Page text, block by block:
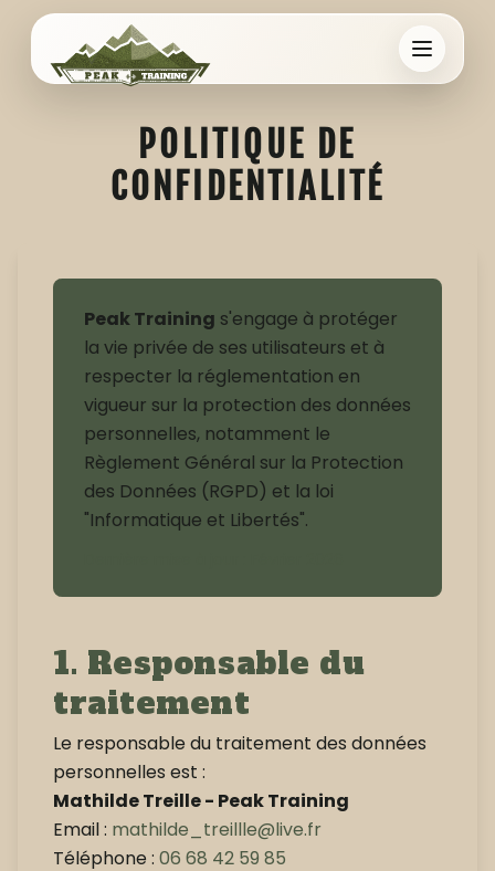
Aller au contenu principal
POLITIQUE DE
CONFIDENTIALITÉ
Peak Training s'engage à protéger
la vie privée de ses utilisateurs et à
respecter la réglementation en
vigueur sur la protection des données
personnelles, notamment le
Règlement Général sur la Protection
des Données (RGPD) et la loi
"Informatique et Libertés".
1. Responsable du
traitement
Le responsable du traitement des données
personnelles est :
Mathilde Treille - Peak Training
Email : mathilde_treillle@live.fr
Téléphone : 06 68 42 59 85